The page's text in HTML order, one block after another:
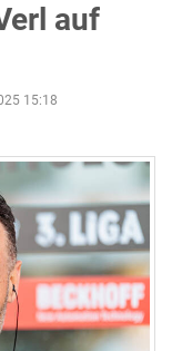
auf
15:18